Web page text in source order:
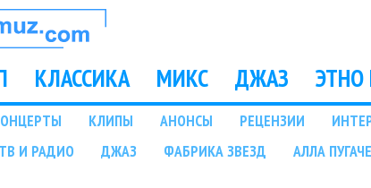
КЛАССИКА МИКС ДЖАЗ ЭТНО
КЛИПЫ АНОНСЫ РЕЦЕНЗИИ
ТВ И РАДИО ДЖАЗ ФАБРИКА ЗВЕЗД АЛЛА